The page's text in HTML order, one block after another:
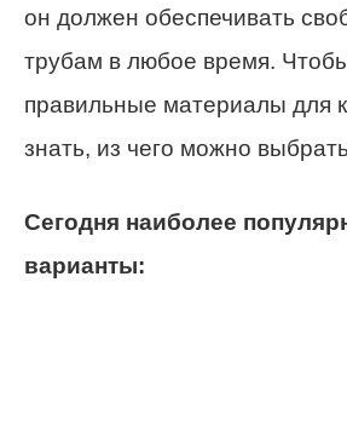
он должен обеспечивать
трубам в любое время.
правильные материалы для
знать, из чего можно
Сегодня наиболее
варианты: